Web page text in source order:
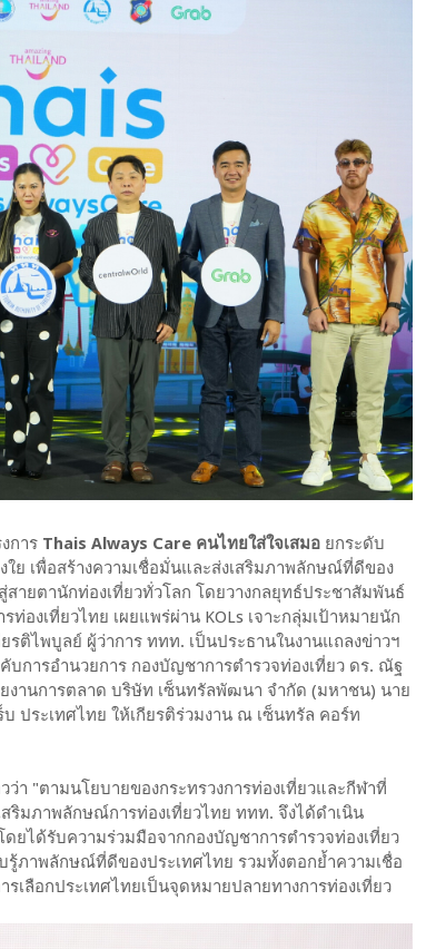
การ Thais Always Care คนไทยใส่ใจเสมอ ยกระดับ
ย เพื่อสร้างความเชื่อมั่นและส่งเสริมภาพลักษณ์ที่ดีของ
ายตานักท่องเที่ยวทั่วโลก โดยวางกลยุทธ์ประชาสัมพันธ์
องเที่ยวไทย เผยแพร่ผ่าน KOLs เจาะกลุ่มเป้าหมายนัก
รติไพบูลย์ ผู้ว่าการ ททท. เป็นประธานในงานแถลงข่าวฯ
การอำนวยการ กองบัญชาการตำรวจท่องเที่ยว ดร. ณัฐ
งานการตลาด บริษัท เซ็นทรัลพัฒนา จำกัด (มหาชน) นาย
ประเทศไทย ให้เกียรติร่วมงาน ณ เซ็นทรัล คอร์ท
า "ตามนโยบายของกระทรวงการท่องเที่ยวและกีฬาที่
ริมภาพลักษณ์การท่องเที่ยวไทย ททท. จึงได้ดำเนิน
ดยได้รับความร่วมมือจากกองบัญชาการตำรวจท่องเที่ยว
รู้ภาพลักษณ์ที่ดีของประเทศไทย รวมทั้งตอกย้ำความเชื่อ
ลือกประเทศไทยเป็นจุดหมายปลายทางการท่องเที่ยว